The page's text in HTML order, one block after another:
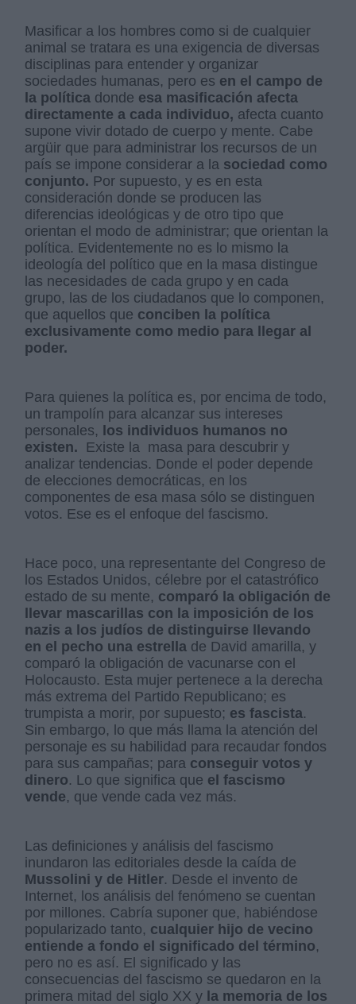
Masificar a los hombres como si de cualquier
animal se tratara es una exigencia de diversas
disciplinas para entender y organizar
sociedades humanas, pero es en el campo de
la política donde esa masificación afecta
directamente a cada individuo, afecta cuanto
supone vivir dotado de cuerpo y mente. Cabe
argüir que para administrar los recursos de un
país se impone considerar a la sociedad como
conjunto. Por supuesto, y es en esta
consideración donde se producen las
diferencias ideológicas y de otro tipo que
orientan el modo de administrar; que orientan la
política. Evidentemente no es lo mismo la
ideología del político que en la masa distingue
las necesidades de cada grupo y en cada
grupo, las de los ciudadanos que lo componen,
que aquellos que conciben la política
exclusivamente como medio para llegar al
poder.
Para quienes la política es, por encima de todo,
un trampolín para alcanzar sus intereses
personales,
los individuos humanos no
existen. Existe la masa para descubrir y
analizar tendencias. Donde el poder depende
de elecciones democráticas, en los
componentes de esa masa sólo se distinguen
votos. Ese es el enfoque del fascismo.
Hace poco, una representante del Congreso de
los Estados Unidos, célebre por el catastrófico
estado de su mente, comparó la obligación de
llevar mascarillas con la imposición de los
nazis a los judíos de distinguirse llevando
en el pecho una estrella de David amarilla, y
comparó la obligación de vacunarse con el
Holocausto. Esta mujer pertenece a la derecha
más extrema del Partido Republicano; es
trumpista a morir, por supuesto; es fascista.
Sin embargo, lo que más llama la atención del
personaje es su habilidad para recaudar fondos
para sus campañas; para conseguir votos y
dinero. Lo que significa que el fascismo
vende, que vende cada vez más.
Las definiciones y análisis del fascismo
inundaron las editoriales desde la caída de
Mussolini y de Hitler. Desde el invento de
Internet, los análisis del fenómeno se cuentan
por millones. Cabría suponer que, habiéndose
popularizado tanto, cualquier hijo de vecino
entiende a fondo el significado del término,
pero no es así. El significado y las
consecuencias del fascismo se quedaron en la
primera mitad del siglo XX y la memoria de los